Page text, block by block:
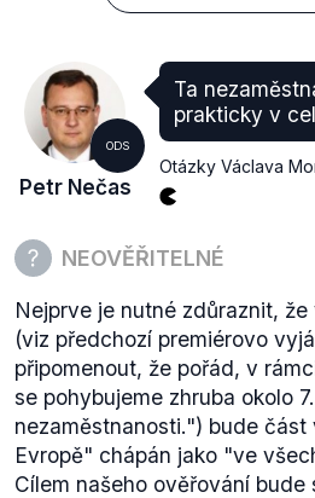
ODS
Petr Nečas
Ta
prakticky v
Otázky Václava
NEOVĚŘITELNÉ
Nejprve je nutné zdůraznit,
(viz předchozí premiérovo
připomenout, že pořád, v
se pohybujeme zhruba okolo
nezaměstnanosti.") bude
Evropě" chápán jako "ve
Cílem našeho ověřování bude